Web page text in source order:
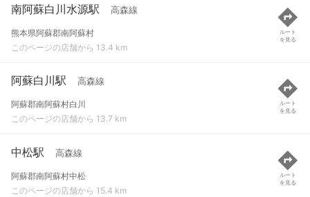
南阿蘇白川水源駅 高森線
熊本県阿蘇郡南阿蘇村
このページの店舗から 13.4 km
ルート
を見る
阿蘇白川駅 高森線
阿蘇郡南阿蘇村白川
このページの店舗から 13.7 km
ルート
を見る
中松駅 高森線
阿蘇郡南阿蘇村中松
このページの店舗から 15.4 km
ルート
を見る